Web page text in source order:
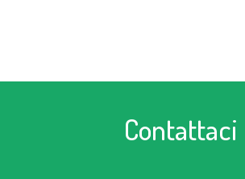
Contattaci